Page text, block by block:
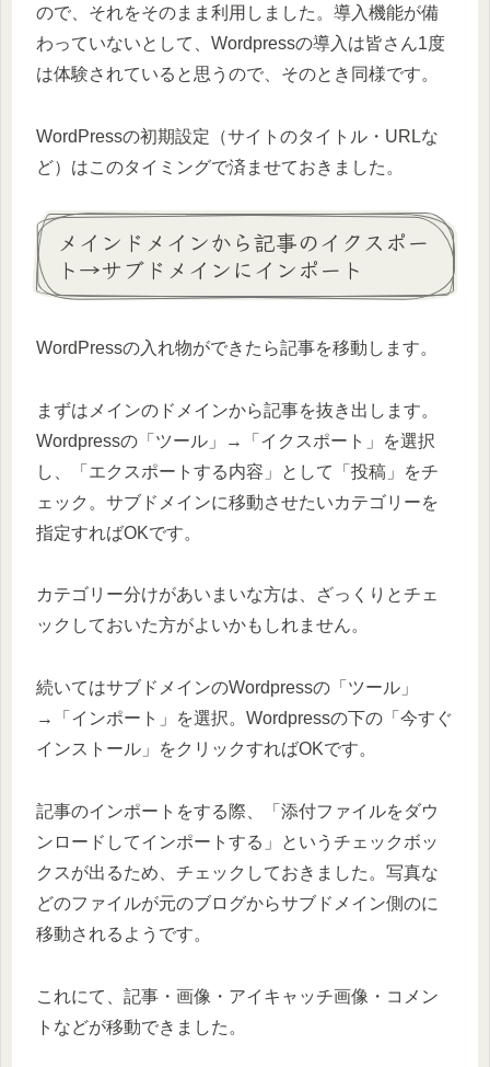
ので、それをそのまま利用しました。導入機能が備
わっていないとして、Wordpressの導入は皆さん1度
は体験されていると思うので、そのとき同様です。
WordPressの初期設定（サイトのタイトル・URLな
ど）はこのタイミングで済ませておきました。
メインドメインから記事のイクスポー
ト→サブドメインにインポート
WordPressの入れ物ができたら記事を移動します。
まずはメインのドメインから記事を抜き出します。
Wordpressの「ツール」→「イクスポート」を選択
し、「エクスポートする内容」として「投稿」をチ
ェック。サブドメインに移動させたいカテゴリーを
指定すればOKです。
カテゴリー分けがあいまいな方は、ざっくりとチェ
ックしておいた方がよいかもしれません。
続いてはサブドメインのWordpressの「ツール」
→「インポート」を選択。Wordpressの下の「今すぐ
インストール」をクリックすればOKです。
記事のインポートをする際、「添付ファイルをダウ
ンロードしてインポートする」というチェックボッ
クスが出るため、チェックしておきました。写真な
どのファイルが元のブログからサブドメイン側のに
移動されるようです。
これにて、記事・画像・アイキャッチ画像・コメン
トなどが移動できました。